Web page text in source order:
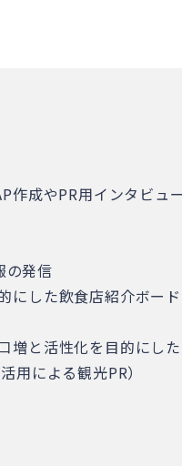
作成やPR用インタビュ
の発信
にした飲食店紹介ボー
増と活性化を目的にし
用による観光PR）